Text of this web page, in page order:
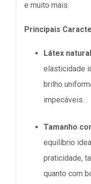
e muito mais.
Principais
Látex
elasticidade
brilho
impecáveis.
Tamanho
equilíbrio
praticidade,
quanto com